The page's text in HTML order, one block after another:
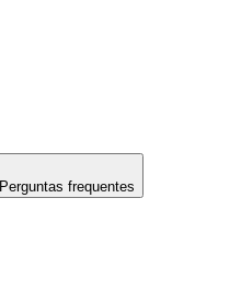
Perguntas frequentes